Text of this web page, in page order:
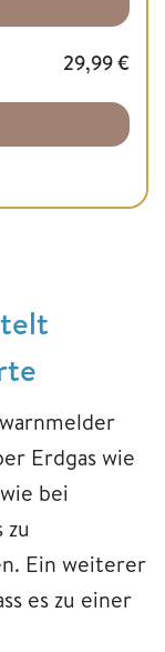
29,99€
Erdgas wie
bei
zu
Ein weiterer
es zu einer